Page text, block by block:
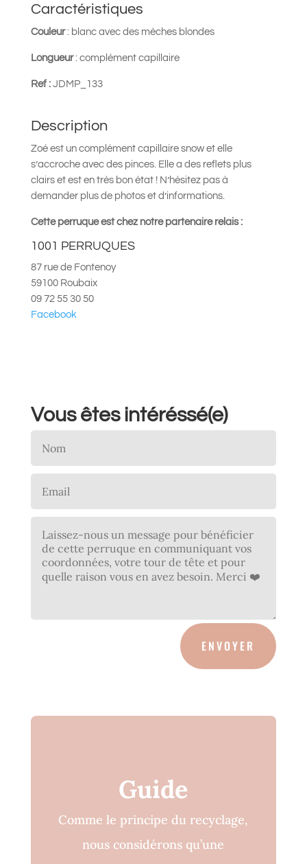
Caractéristiques
Couleur: blanc avec des mèches blondes
Longueur: complément capillaire
Ref :JDMP_133
Description
Zoé est un complément capillaire snow et elle
s’accroche avec des pinces. Elle a des reflets plus
clairs et est en très bon état ! N’hésitez pas à
demander plus de photos et d’informations.
Cette perruque est chez notre partenaire relais :
1001 PERRUQUES
87 rue de Fontenoy
59100 Roubaix
09 72 55 30 50
Facebook
Vous êtes intéréssé(e)
ENVOYER
Guide
Comme le principe du recyclage,
nous considérons qu’une